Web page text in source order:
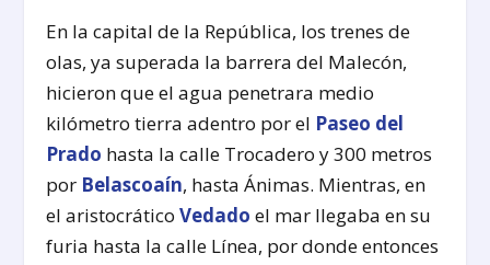
En la capital de la República, los trenes de
olas, ya superada la barrera del Malecón,
hicieron que el agua penetrara medio
kilómetro tierra adentro por el Paseo del
Prado hasta la calle Trocadero y 300 metros
por Belascoaín, hasta Ánimas. Mientras, en
el aristocráticoVedado el mar llegaba en su
furia hasta la calle Línea, por donde entonces